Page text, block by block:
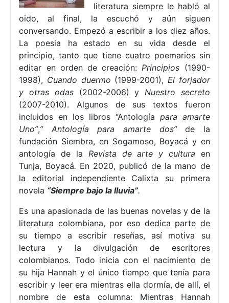
literatura siempre le habló al
oido, al final, la escuchó y aún siguen
conversando. Empezó a escribir a los diez años.
La poesia ha estado en su vida desde el
principio, tanto que tiene cuatro poemarios sin
editar en orden de creación:Principios (1990-
1998), Cuando duermo (1999-2001), El forjador
y otras odas(2002-2006) y Nuestro secreto
(2007-2010). Algunos de sus textos fueron
incluidos en los libros “Antología para amarte
Uno”,” Antología para amarte dos”de la
fundación Siembra, en Sogamoso, Boyacá y en
antología de la Revista de arte y cultura en
Tunja, Boyacá. En 2020, publicó de la mano de
la editorial independiente Calixta su primera
novela “Siempre bajo la lluvia”.
Es una apasionada de las buenas novelas y de la
literatura colombiana, por eso dedica parte de
su tiempo a escribir reseñas, así motiva su
lectura y la divulgación de escritores
colombianos. Todo inicia con el nacimiento de
su hija Hannah y el único tiempo que tenía para
escribir y leer era mientras ella dormía, de allí, el
nombre de esta columna: Mientras Hannah